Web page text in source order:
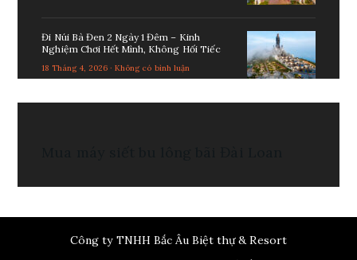
Đi Núi Bà Đen 2 Ngày 1 Đêm – Kinh
Nghiệm Chơi Hết Mình, Không Hối Tiếc
18 Tháng 4, 2026 · Không có bình luận
Công ty TNHH Bắc Âu Biệt thự & Resort